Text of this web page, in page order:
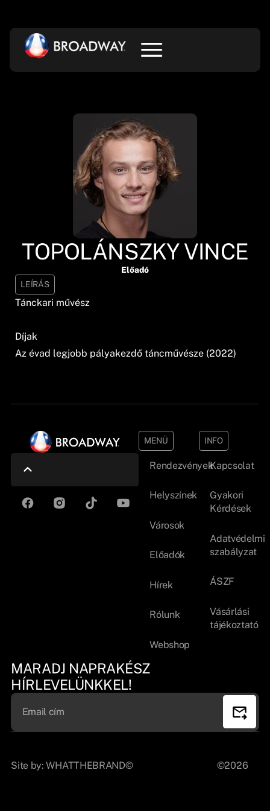
TOPOLÁNSZKY VINCE
Előadó
LEÍRÁS
Tánckari művész
Díjak
Az évad legjobb pályakezdő táncművésze (2022)
MENÜ
Rendezvények
Helyszínek
Városok
Előadók
Hírek
Rólunk
Webshop
INFO
Kapcsolat
Gyakori
Kérdések
Adatvédelmi
szabályzat
ÁSZF
Vásárlási
tájékoztató
MARADJ NAPRAKÉSZ
HÍRLEVELÜNKKEL!
Site by:WHATTHEBRAND© ©2026